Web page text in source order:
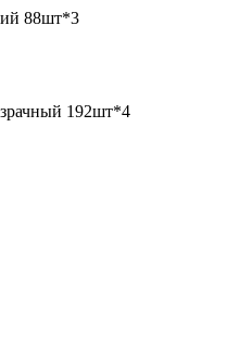
88шт*3
192шт*4